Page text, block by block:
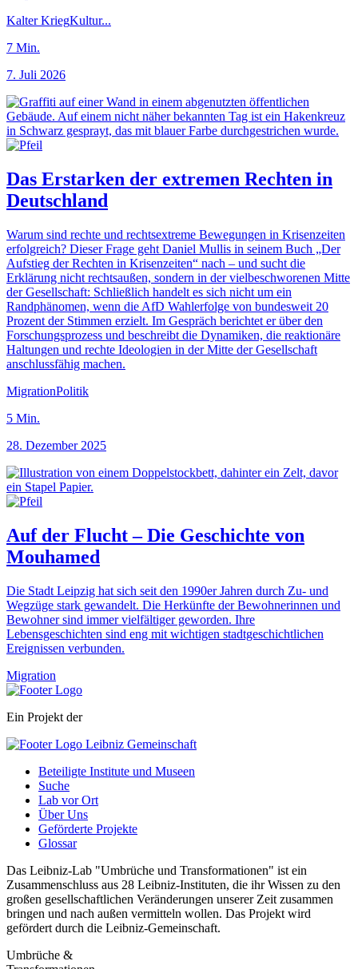
Kalter KriegKultur...
7 Min.
7. Juli 2026
Das Erstarken der extremen Rechten in
Deutschland
Warum sind rechte und rechtsextreme Bewegungen in Krisenzeiten
erfolgreich? Dieser Frage geht Daniel Mullis in seinem Buch „Der
Aufstieg der Rechten in Krisenzeiten“ nach – und sucht die
Erklärung nicht rechtsaußen, sondern in der vielbeschworenen Mitte
der Gesellschaft: Schließlich handelt es sich nicht um ein
Randphänomen, wenn die AfD Wahlerfolge von bundesweit 20
Prozent der Stimmen erzielt. Im Gespräch berichtet er über den
Forschungsprozess und beschreibt die Dynamiken, die reaktionäre
Haltungen und rechte Ideologien in der Mitte der Gesellschaft
anschlussfähig machen.
MigrationPolitik
5 Min.
28. Dezember 2025
Auf der Flucht – Die Geschichte von
Mouhamed
Die Stadt Leipzig hat sich seit den 1990er Jahren durch Zu- und
Wegzüge stark gewandelt. Die Herkünfte der Bewohnerinnen und
Bewohner sind immer vielfältiger geworden. Ihre
Lebensgeschichten sind eng mit wichtigen stadtgeschichtlichen
Ereignissen verbunden.
Migration
Ein Projekt der
Beteiligte Institute und Museen
Suche
Lab vor Ort
Über Uns
Geförderte Projekte
Glossar
Das Leibniz-Lab "Umbrüche und Transformationen" ist ein
Zusammenschluss aus 28 Leibniz-Instituten, die ihr Wissen zu den
großen gesellschaftlichen Veränderungen unserer Zeit zusammen
bringen und nach außen vermitteln wollen. Das Projekt wird
gefördert durch die Leibniz-Gemeinschaft.
Umbrüche &